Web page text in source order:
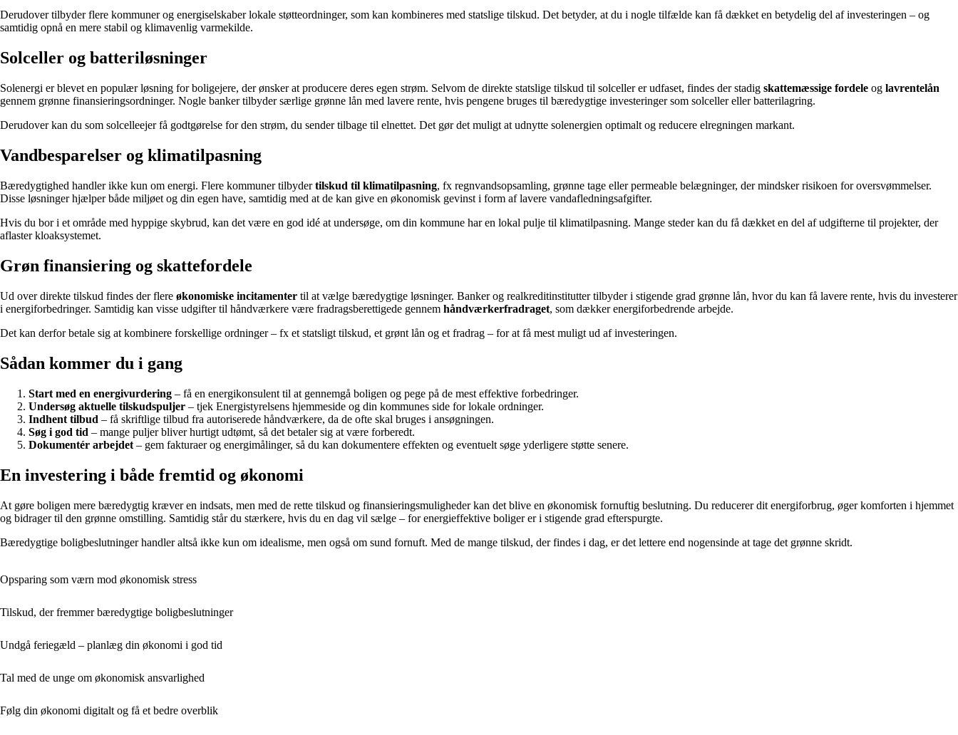
Derudover tilbyder flere kommuner og energiselskaber lokale støtteordninger, som kan kombineres med statslige tilskud. Det betyder, at du i nogle tilfælde kan få dækket en betydelig del af investeringen – og
samtidig opnå en mere stabil og klimavenlig varmekilde.
Solceller og batteriløsninger
Solenergi er blevet en populær løsning for boligejere, der ønsker at producere deres egen strøm. Selvom de direkte statslige tilskud til solceller er udfaset, findes der stadig skattemæssige fordele og lavrentelån
gennem grønne finansieringsordninger. Nogle banker tilbyder særlige grønne lån med lavere rente, hvis pengene bruges til bæredygtige investeringer som solceller eller batterilagring.
Derudover kan du som solcelleejer få godtgørelse for den strøm, du sender tilbage til elnettet. Det gør det muligt at udnytte solenergien optimalt og reducere elregningen markant.
Vandbesparelser og klimatilpasning
Bæredygtighed handler ikke kun om energi. Flere kommuner tilbydertilskud til klimatilpasning, fx regnvandsopsamling, grønne tage eller permeable belægninger, der mindsker risikoen for oversvømmelser.
Disse løsninger hjælper både miljøet og din egen have, samtidig med at de kan give en økonomisk gevinst i form af lavere vandafledningsafgifter.
Hvis du bor i et område med hyppige skybrud, kan det være en god idé at undersøge, om din kommune har en lokal pulje til klimatilpasning. Mange steder kan du få dækket en del af udgifterne til projekter, der
aflaster kloaksystemet.
Grøn finansiering og skattefordele
Ud over direkte tilskud findes der flere økonomiske incitamenter til at vælge bæredygtige løsninger. Banker og realkreditinstitutter tilbyder i stigende grad grønne lån, hvor du kan få lavere rente, hvis du investerer
i energiforbedringer. Samtidig kan visse udgifter til håndværkere være fradragsberettigede gennem håndværkerfradraget, som dækker energiforbedrende arbejde.
Det kan derfor betale sig at kombinere forskellige ordninger – fx et statsligt tilskud, et grønt lån og et fradrag – for at få mest muligt ud af investeringen.
Sådan kommer du i gang
Start med en energivurdering – få en energikonsulent til at gennemgå boligen og pege på de mest effektive forbedringer.
Undersøg aktuelle tilskudspuljer – tjek Energistyrelsens hjemmeside og din kommunes side for lokale ordninger.
Indhent tilbud – få skriftlige tilbud fra autoriserede håndværkere, da de ofte skal bruges i ansøgningen.
Søg i god tid – mange puljer bliver hurtigt udtømt, så det betaler sig at være forberedt.
Dokumentér arbejdet – gem fakturaer og energimålinger, så du kan dokumentere effekten og eventuelt søge yderligere støtte senere.
En investering i både fremtid og økonomi
At gøre boligen mere bæredygtig kræver en indsats, men med de rette tilskud og finansieringsmuligheder kan det blive en økonomisk fornuftig beslutning. Du reducerer dit energiforbrug, øger komforten i hjemmet
og bidrager til den grønne omstilling. Samtidig står du stærkere, hvis du en dag vil sælge – for energieffektive boliger er i stigende grad efterspurgte.
Bæredygtige boligbeslutninger handler altså ikke kun om idealisme, men også om sund fornuft. Med de mange tilskud, der findes i dag, er det lettere end nogensinde at tage det grønne skridt.
Opsparing som værn mod økonomisk stress
Tilskud, der fremmer bæredygtige boligbeslutninger
Undgå feriegæld – planlæg din økonomi i god tid
Tal med de unge om økonomisk ansvarlighed
Følg din økonomi digitalt og få et bedre overblik